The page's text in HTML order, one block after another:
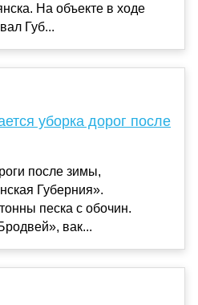
На объекте в ходе
Губ...
уборка дорог после
после зимы,
Губерния».
песка с обочин.
вак...